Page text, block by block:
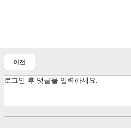
이전